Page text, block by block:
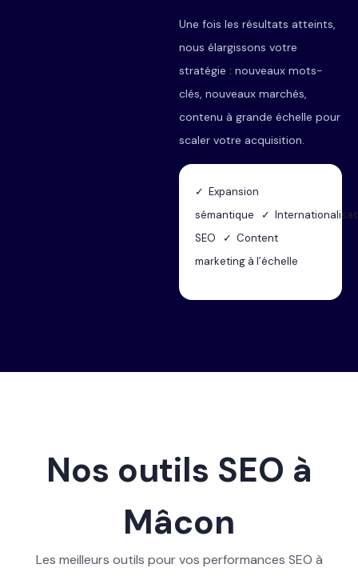
Une fois les résultats atteints,
nous élargissons votre
stratégie : nouveaux mots-
clés, nouveaux marchés,
contenu à grande échelle pour
scaler votre acquisition.
✓ Expansion
sémantique ✓
SEO ✓ Content
marketing à l’échelle
Nos outils SEO à
Mâcon
Les meilleurs outils pour vos performances SEO à